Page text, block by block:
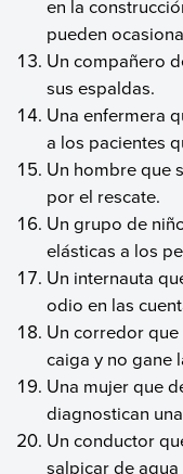
en la
pueden
Un compañero
sus espaldas.
Una enfermera
a los pacientes
Un hombre que
por el rescate.
Un grupo de
elásticas a los
Un internauta
odio en las
Un corredor
caiga y no gane
Una mujer que
diagnostican
Un conductor
salpicar de